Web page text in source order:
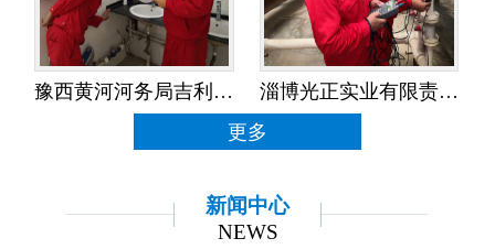
豫西黄河河务局吉利黄河河务局——水平衡测试
淄博光正实业有限责任公司——水平衡测试
更多
新闻中心
NEWS